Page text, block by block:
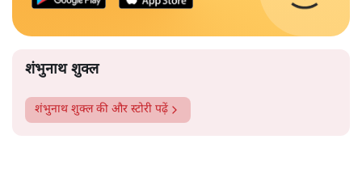
शंभुनाथ शुक्ल
शंभुनाथ शुक्लकी और स्टोरी पढ़ें